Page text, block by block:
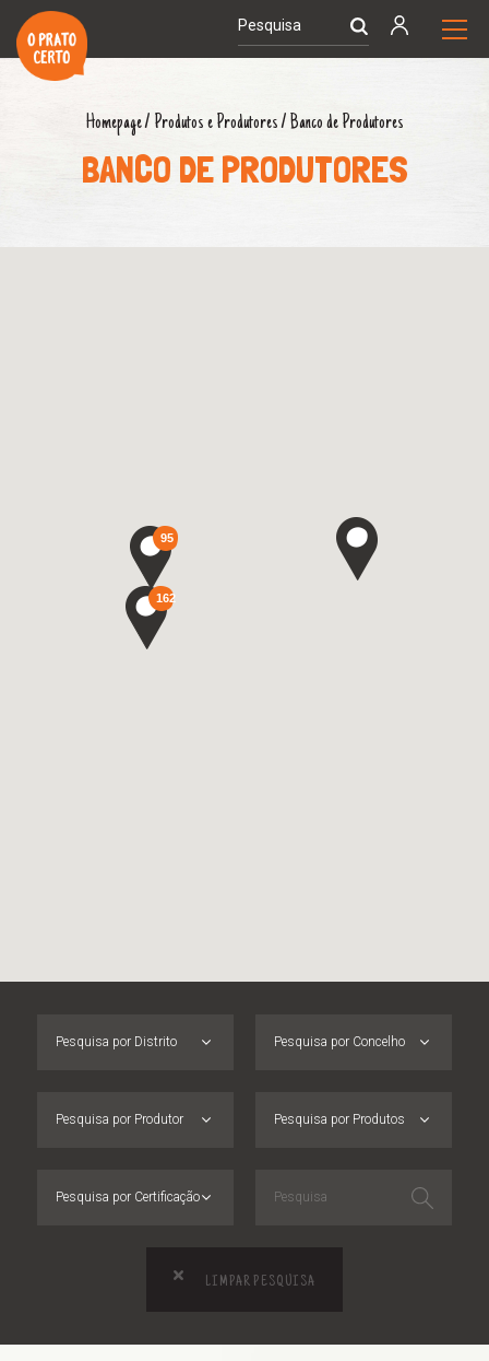
Homepage/ Produtos e Produtores/ Banco de Produtores
BANCO DE PRODUTORES
162
95
Pesquisa por Distrito Pesquisa por Concelho
Pesquisa por Produtor Pesquisa por Produtos
Pesquisa por Certificação
LIMPAR PESQUISA